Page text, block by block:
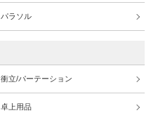
パラソル
衝立/パーテーション
卓上用品